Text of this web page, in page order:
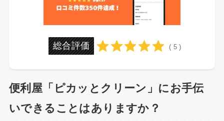
総合評価 ( 5 )
便利屋「ピカッとクリーン」にお手伝
いできることはありますか？